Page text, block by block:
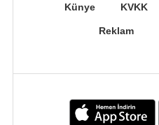
Künye KVKK
Reklam